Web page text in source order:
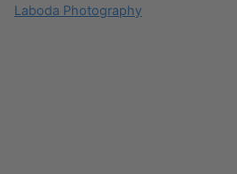
Laboda Photography